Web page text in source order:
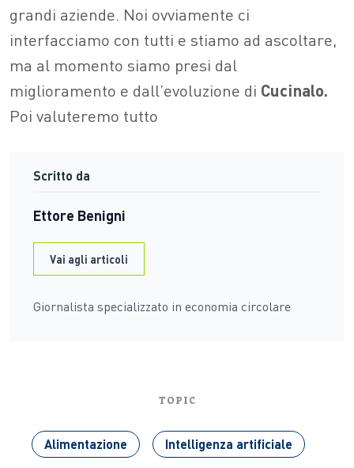
grandi aziende. Noi ovviamente ci
interfacciamo con tutti e stiamo ad ascoltare,
ma al momento siamo presi dal
miglioramento e dall’evoluzione di Cucinalo.
Poi valuteremo tutto
Scritto da
Ettore Benigni
Vai agli articoli
Giornalista specializzato in economia circolare
TOPIC
Alimentazione Intelligenza artificiale